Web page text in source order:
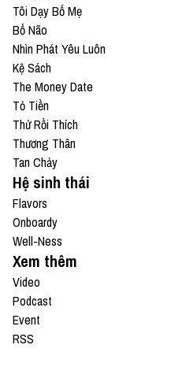
Tôi Dạy Bố Mẹ
Bổ Não
Nhìn Phát Yêu Luôn
Kệ Sách
The Money Date
Tỏ Tiền
Thử Rồi Thích
Thương Thân
Tan Chảy
Hệ sinh thái
Flavors
Onboardy
Well-Ness
Xem thêm
Video
Podcast
Event
RSS